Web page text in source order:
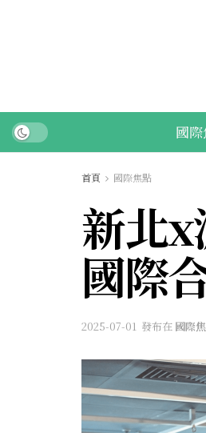
國
首頁 國際焦點
新北x
國際
2025-07-01 發布在 國際